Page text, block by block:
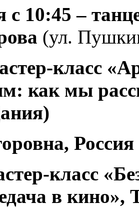
с 10:45 –
(ул.
класс
как мы
, Россия
класс
в кино»,